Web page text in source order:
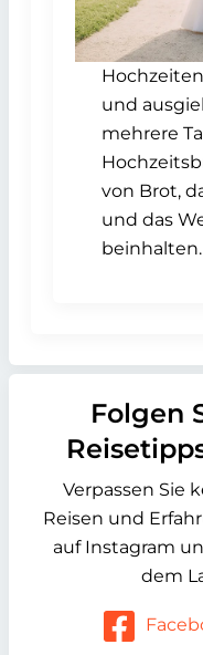
und
mehrere
von Brot,
und das
beinhalten.
Folgen
Verpassen Sie
Reisen und
auf Instagram
dem